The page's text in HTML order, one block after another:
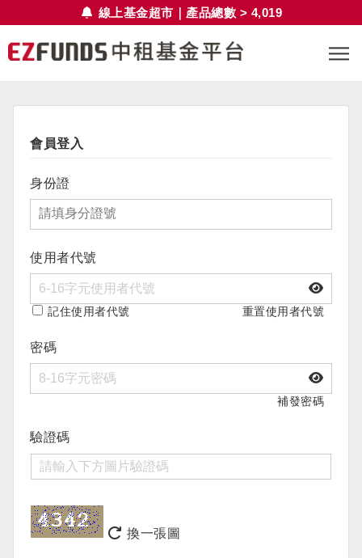
線上基金超市｜產品總數 > 4,019
會員登入
身份證
使用者代號
記住使用者代號 重置使用者代號
密碼
補發密碼
驗證碼
換一張圖